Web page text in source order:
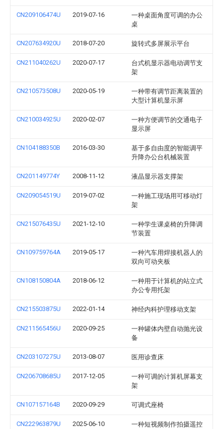
CN209106474U 2019-07-16
一种桌面角度可调的办公
桌
CN207634920U 2018-07-20 旋转式多屏展示平台
CN211040262U 2020-07-17
台式机显示器电动调节支
架
CN210573508U 2020-05-19
一种带有调节距离装置的
大型计算机显示屏
CN210034925U 2020-02-07
一种方便调节的交通电子
显示屏
CN104188350B 2016-03-30
基于多自由度的智能调平
升降办公台机械装置
CN201149774Y 2008-11-12 液晶显示器支撑架
CN209054519U 2019-07-02
一种施工现场用可移动灯
架
CN215076435U 2021-12-10
一种学生课桌椅的升降调
节装置
CN109759764A 2019-05-17
一种汽车用焊接机器人的
双向可动夹板
CN108150804A 2018-06-12
一种用于计算机的站立式
办公专用托架
CN215503875U 2022-01-14 神经内科护理移动支架
CN211565456U 2020-09-25
一种罐体内壁自动抛光设
备
CN203107275U 2013-08-07 医用诊查床
CN206708685U 2017-12-05
一种可调的计算机屏幕支
架
CN107157164B 2020-09-29 可调式座椅
CN222963879U 2025-06-10
一种短视频制作拍摄遥控